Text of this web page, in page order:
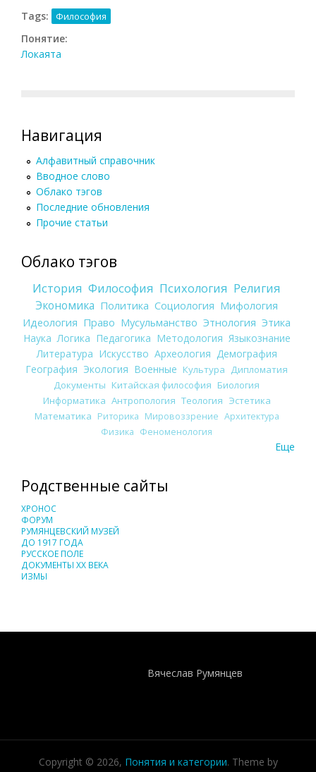
Tags: Философия
Понятие:
Локаята
Навигация
Алфавитный справочник
Вводное слово
Облако тэгов
Последние обновления
Прочие статьи
Облако тэгов
История Философия Психология Религия
Экономика Политика Социология Мифология
Идеология Право Мусульманство Этнология Этика
Наука Логика Педагогика Методология Языкознание
Литература Искусство Археология Демография
География Экология Военные Культура
Дипломатия
Документы Китайская философия Биология
Информатика Антропология Теология Эстетика
Математика Риторика Мировоззрение Архитектура
Физика Феноменология
Еще
Родственные сайты
ХРОНОС
ФОРУМ
РУМЯНЦЕВСКИЙ МУЗЕЙ
ДО 1917 ГОДА
РУССКОЕ ПОЛЕ
ДОКУМЕНТЫ XX ВЕКА
ИЗМЫ
Вячеслав Румянцев
Copyright © 2026, Понятия и категории. Theme by